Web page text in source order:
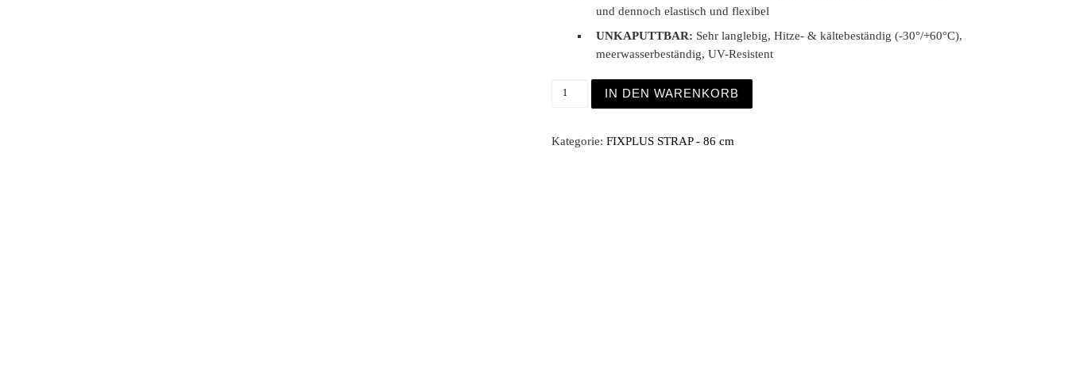
und dennoch elastisch und flexibel
UNKAPUTTBAR: Sehr langlebig, Hitze- & kältebeständig (-30°/+60°C),
meerwasserbeständig, UV-Resistent
IN DEN WARENKORB
Kategorie:FIXPLUS STRAP - 86 cm